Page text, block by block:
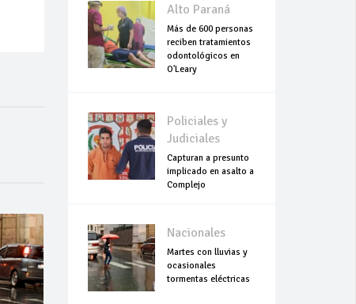
Alto Paraná
Más de 600 personas
reciben tratamientos
odontológicos en
O'Leary
Policiales y
Judiciales
Capturan a presunto
implicado en asalto a
Complejo
Nacionales
Martes con lluvias y
ocasionales
tormentas eléctricas